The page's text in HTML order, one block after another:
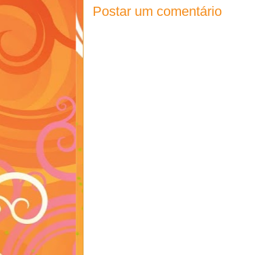
Postar um comentário